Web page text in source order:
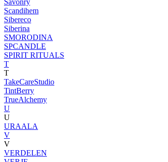
Savonry
Scandihem
Sibereco
Siberina
SMORODINA
SPCANDLE
SPIRIT RITUALS
T
T
TakeCareStudio
TintBerry
TrueAlchemy
U
U
URAALA
V
V
VERDELEN